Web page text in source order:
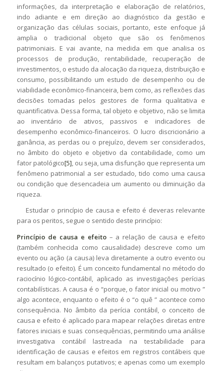
informações, da interpretação e elaboração de relatórios,
indo adiante e em direção ao diagnóstico da gestão e
organização das células sociais, portanto, este enfoque já
amplia o tradicional objeto que são os fenômenos
patrimoniais. E vai avante, na medida em que analisa os
processos de produção, rentabilidade, recuperação de
investimentos, o estudo da alocação da riqueza, distribuição e
consumo, possibilitando um estudo de desempenho ou de
viabilidade econômico-financeira, bem como, as reflexões das
decisões tomadas pelos gestores de forma qualitativa e
quantificativa. Dessa forma, tal objeto e objetivo, não se limita
ao inventário de ativos, passivos e indicadores de
desempenho econômico-financeiros. O lucro discricionário a
ganância, as perdas ou o prejuízo, devem ser considerados,
no âmbito do objeto e objetivo da contabilidade, como um
fator patológico[5], ou seja, uma disfunção que representa um
fenômeno patrimonial a ser estudado, tido como uma causa
ou condição que desencadeia um aumento ou diminuição da
riqueza.
Estudar o princípio de causa e efeito é deveras relevante
para os peritos, segue o sentido deste princípio:
Princípio de causa e efeito– a relação de causa e efeito
(também conhecida como causalidade) descreve como um
evento ou ação (a causa) leva diretamente a outro evento ou
resultado (o efeito). É um conceito fundamental no método do
raciocínio lógico-contábil, aplicado as investigações perícias
contabilísticas. A causa é o “porque, o fator inicial ou motivo ”
algo acontece, enquanto o efeito é o “o quê ” acontece como
consequência. No âmbito da perícia contábil, o conceito de
causa e efeito é aplicado para mapear relações diretas entre
fatores iniciais e suas consequências, permitindo uma análise
investigativa contábil lastreada na testabilidade para
identificação de causas e efeitos em registros contábeis que
resultam em balanços putativos; e apenas como um exemplo